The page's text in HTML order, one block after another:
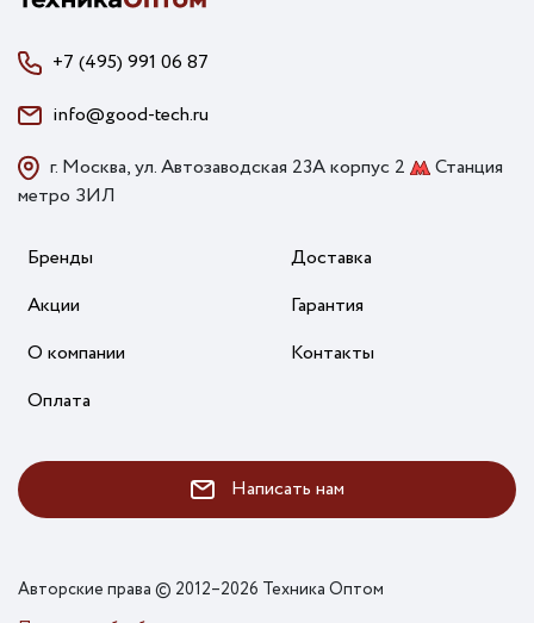
+7 (495) 991 06 87
info@good-tech.ru
г. Москва, ул. Автозаводская 23А корпус 2
Станция
метро ЗИЛ
Бренды
Акции
О компании
Оплата
Доставка
Гарантия
Контакты
Написать нам
Авторские права © 2012–2026 Техника Оптом